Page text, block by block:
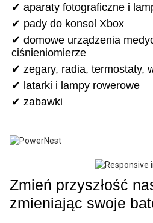
✔ aparaty fotograficzne i
✔ pady do konsol Xbox
✔ domowe urządzenia
ciśnieniomierze
✔ zegary, radia, termostaty,
✔ latarki i lampy rowerowe
✔ zabawki
Zmień przyszłość
zmieniając swoje